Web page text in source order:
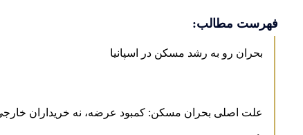
فهرست مطالب:
بحران رو به رشد مسکن در اسپانیا
علت اصلی بحران مسکن: کمبود عرضه، نه خریداران